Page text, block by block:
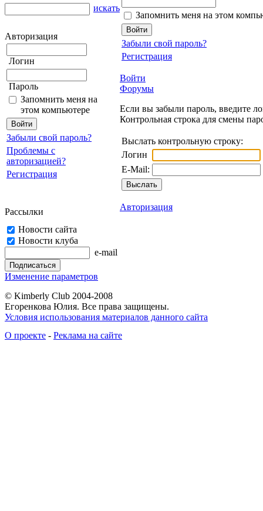
искать
Авторизация
Логин
Пароль
Запомнить меня на
этом компьютере
Забыли свой пароль?
Проблемы с
авторизацией?
Регистрация
Рассылки
Новости сайта
Новости клуба
e-mail
Изменение параметров
Запомнить меня на этом
Забыли свой пароль?
Регистрация
Войти
Форумы
Если вы забыли пароль, введите
Контрольная строка для смены
Выслать контрольную строку:
Логин
E-Mail:
Авторизация
© Kimberly Club 2004-2008
Егоренкова Юлия. Все права защищены.
Условия использования материалов данного сайта
О проекте - Реклама на сайте